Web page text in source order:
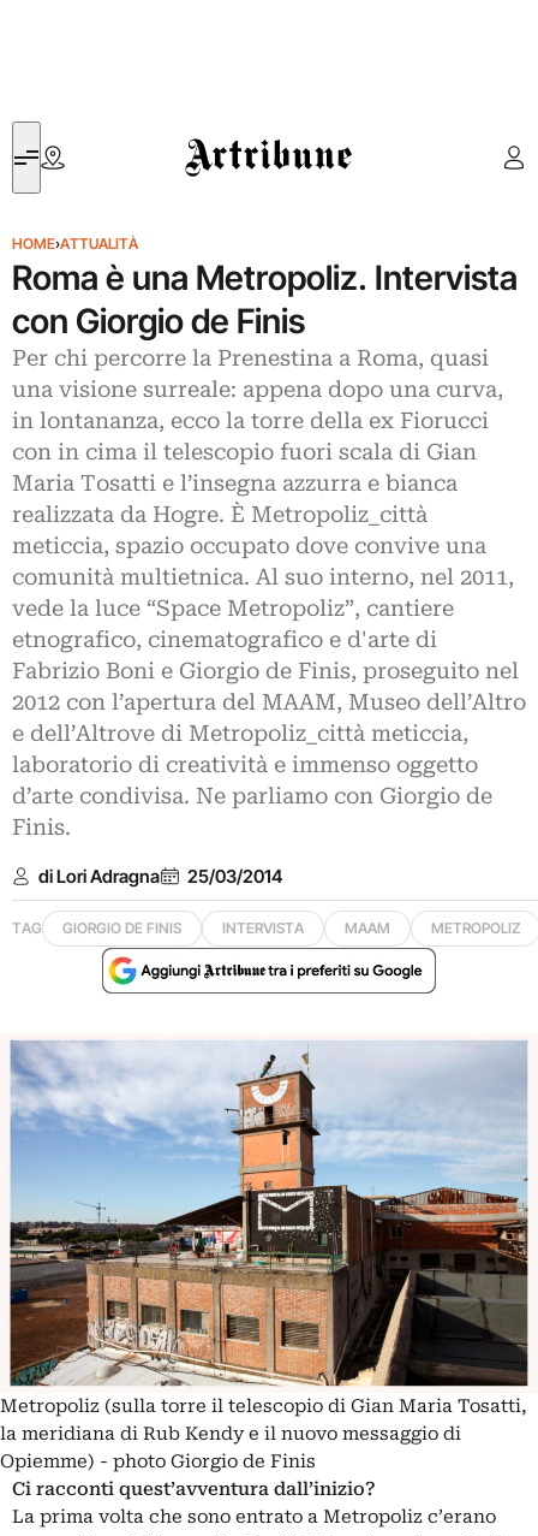
Artribune
HOME›ATTUALITÀ
Roma è una Metropoliz. Intervista
con Giorgio de Finis
Per chi percorre la Prenestina a Roma, quasi
una visione surreale: appena dopo una curva,
in lontananza, ecco la torre della ex Fiorucci
con in cima il telescopio fuori scala di Gian
Maria Tosatti e l’insegna azzurra e bianca
realizzata da Hogre. È Metropoliz_città
meticcia, spazio occupato dove convive una
comunità multietnica. Al suo interno, nel 2011,
vede la luce “Space Metropoliz”, cantiere
etnografico, cinematografico e d'arte di
Fabrizio Boni e Giorgio de Finis, proseguito nel
2012 con l’apertura del MAAM, Museo dell’Altro
e dell’Altrove di Metropoliz_città meticcia,
laboratorio di creatività e immenso oggetto
d’arte condivisa. Ne parliamo con Giorgio de
Finis.
di Lori Adragna 25/03/2014
TAG GIORGIO DE FINIS INTERVISTA MAAM METROPOLIZ
Metropoliz (sulla torre il telescopio di Gian Maria Tosatti,
la meridiana di Rub Kendy e il nuovo messaggio di
Opiemme) - photo Giorgio de Finis
Ci racconti quest’avventura dall’inizio?
La prima volta che sono entrato a Metropoliz c’erano